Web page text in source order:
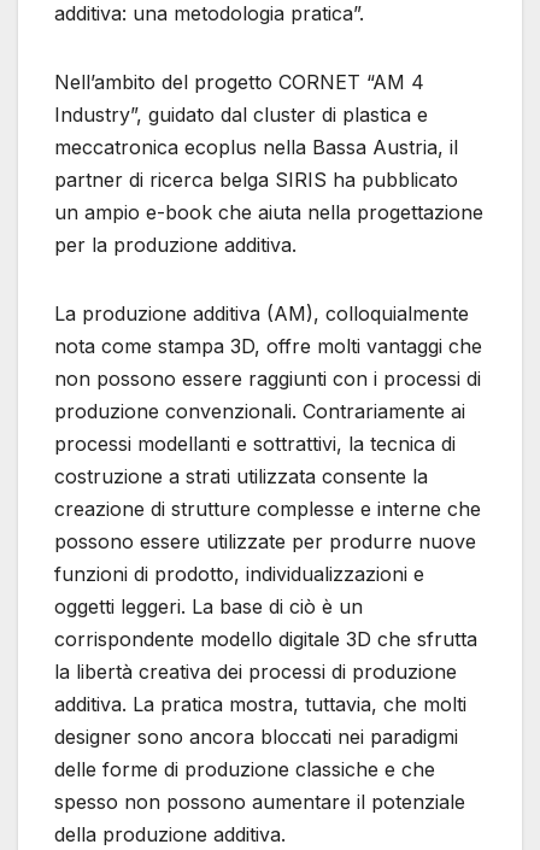
additiva: una metodologia pratica”.
Nell’ambito del progetto CORNET “AM 4
Industry”, guidato dal cluster di plastica e
meccatronica ecoplus nella Bassa Austria, il
partner di ricerca belga SIRIS ha pubblicato
un ampio e-book che aiuta nella progettazione
per la produzione additiva.
La produzione additiva (AM), colloquialmente
nota come stampa 3D, offre molti vantaggi che
non possono essere raggiunti con i processi di
produzione convenzionali. Contrariamente ai
processi modellanti e sottrattivi, la tecnica di
costruzione a strati utilizzata consente la
creazione di strutture complesse e interne che
possono essere utilizzate per produrre nuove
funzioni di prodotto, individualizzazioni e
oggetti leggeri. La base di ciò è un
corrispondente modello digitale 3D che sfrutta
la libertà creativa dei processi di produzione
additiva. La pratica mostra, tuttavia, che molti
designer sono ancora bloccati nei paradigmi
delle forme di produzione classiche e che
spesso non possono aumentare il potenziale
della produzione additiva.